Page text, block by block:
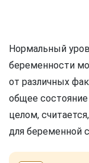
Нормальный
беременности
от различных
общее
целом,
для беременной